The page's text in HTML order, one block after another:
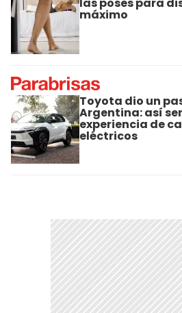
las poses para
máximo
Toyota dio un
Argentina: así
experiencia de
eléctricos